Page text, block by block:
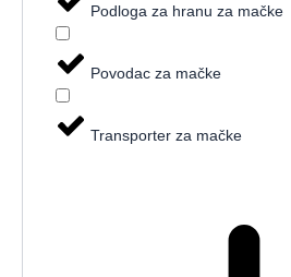
Podloga za hranu za mačke
Povodac za mačke
Transporter za mačke